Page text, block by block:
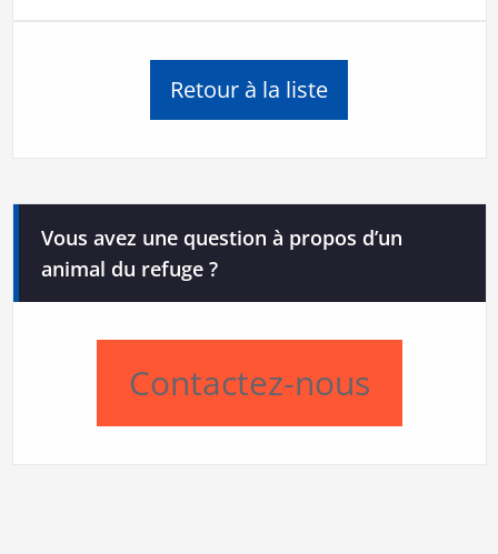
Retour à la liste
Vous avez une question à propos d’un
animal du refuge ?
Contactez-nous